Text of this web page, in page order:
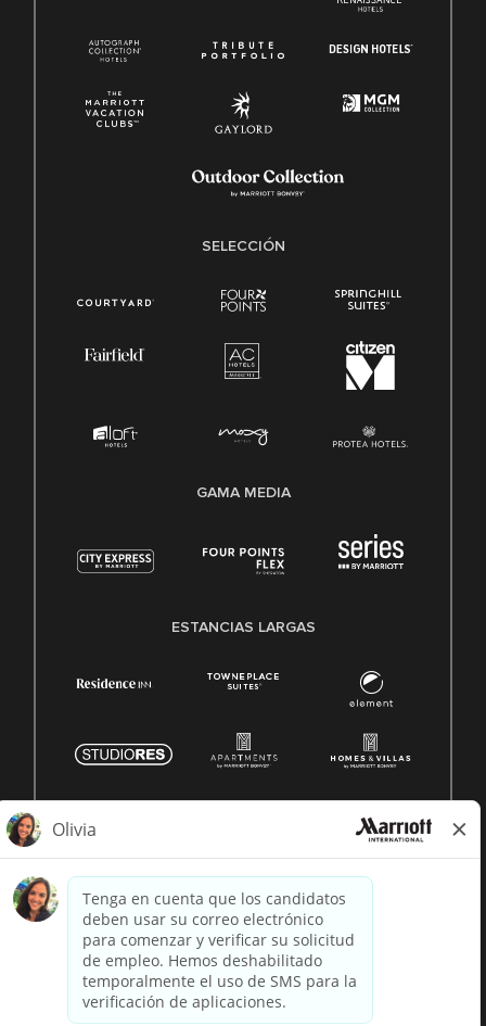
SELECCIÓN
GAMA MEDIA
ESTANCIAS LARGAS